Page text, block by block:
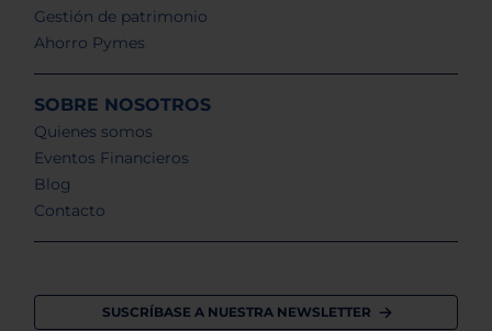
Gestión de patrimonio
Ahorro Pymes
SOBRE NOSOTROS
Quienes somos
Eventos Financieros
Blog
Contacto
SUSCRÍBASE A NUESTRA NEWSLETTER